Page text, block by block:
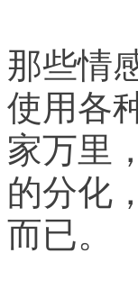
那些情
使用各
家万里
的分化
而已。